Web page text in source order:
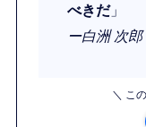
べきだ」
ー白洲 次郎
＼ こ